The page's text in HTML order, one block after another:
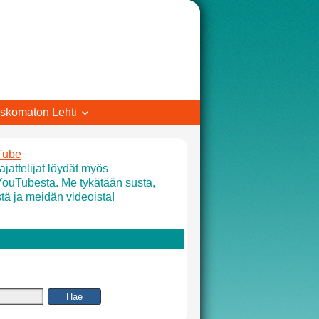
Lehti
löydät myös
Me tykätään susta,
ja meidän videoista!